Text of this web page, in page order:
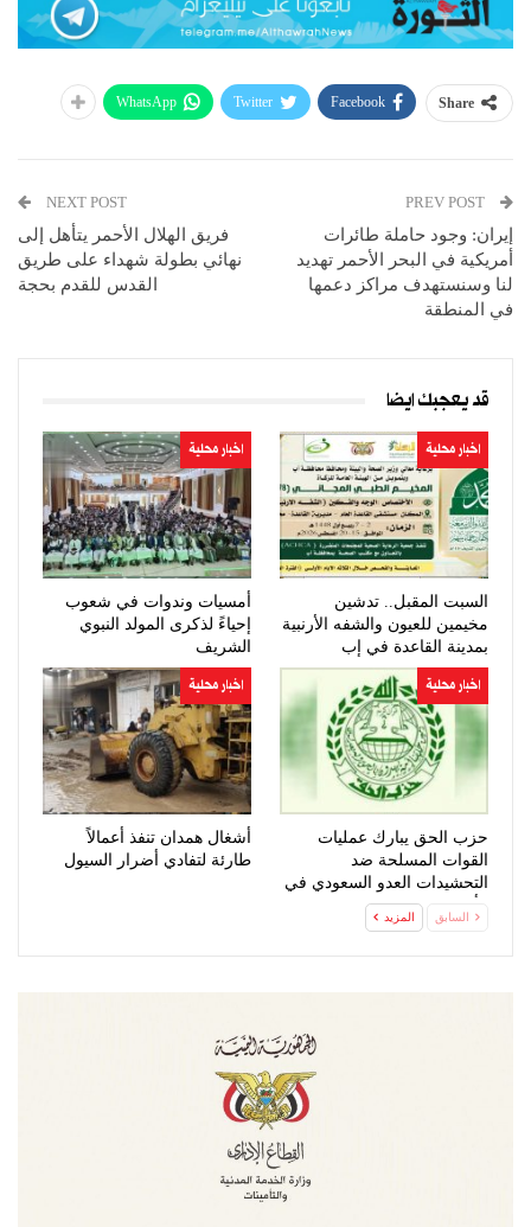
Share
Facebook
Twitter
WhatsApp
إيران: وجود حاملة طائرات
أمريكية في البحر الأحمر تهديد
لنا وسنستهدف مراكز دعمها
في المنطقة
NEXT POST
فريق الهلال الأحمر يتأهل إلى
نهائي بطولة شهداء على طريق
القدس للقدم بحجة
قد يعجبك ايضا
اخبار محلية
السبت المقبل.. تدشين
مخيمين للعيون والشفه الأرنبية
بمدينة القاعدة في إب
اخبار محلية
أمسيات وندوات في شعوب
إحياءً لذكرى المولد النبوي
الشريف
اخبار محلية
حزب الحق يبارك عمليات
القوات المسلحة ضد
التحشيدات العدو السعودي في
مأرب وحضرموت
اخبار محلية
أشغال همدان تنفذ أعمالاً
طارئة لتفادي أضرار السيول
السابق المزيد